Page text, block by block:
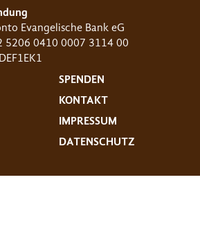
Evangelische Bank eG
5206 0410 0007 3114 00
SPENDEN
KONTAKT
IMPRESSUM
DATENSCHUTZ